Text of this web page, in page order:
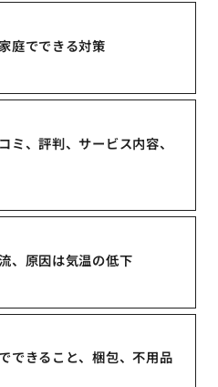
庭でできる対策
ミ、評判、サービス内容、
、原因は気温の低下
できること、梱包、不用品